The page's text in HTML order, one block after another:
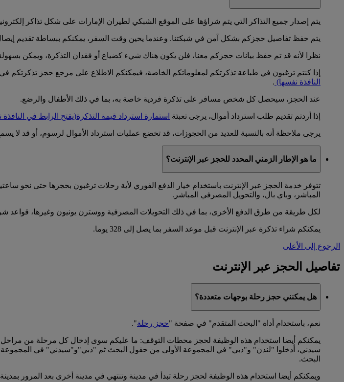
يتم إصدار جميع التذاكر التي يتم شراؤها على الموقع الشبكي لطيران الإمارات على شكل تذاكر
يتم حفظ تفاصيل حجزكم بشكل آمن في شبكتنا. وعندما يحين وقت السفر، يمكنكم ببساطة تقديم إيصال
نظرا لأنه قد تم حفظ بيانات حجزكم معنا، فلن يكون هناك شيء كضياع أو فقدان التذكرة، ويمكن
إذا كنتم ترغبون في طباعة تذكرتكم لمعلوماتكم الخاصة، فيمكنكم الاطلاع على مرجع حجز تذكرتكم في
النافذة نفسها) .
عند الحجز، سيحصل كل شخص مسافر على تذكرة فردية خاصة به، بما في ذلك الأطفال والرضع.
إذا أردتم تقديم طلب استرداد أموال، يرجى تعبئة استمارة استرداد قيمة التذكرة(يفتح الرابط في النافذة
يرجى ملاحظة أنه بالنسبة للعديد من الحجوزات، قد تخضع عمليات استرداد الأموال لرسوم، أو قد لا
ما هو الإطار الزمني المحدد للحجز عبر الإنترنت؟
تتوفر خدمة الحجز عبر الإنترنت باستخدام خيار الدفع الفوري لأية رحلات ترغبون بحجزها حتى نحو
المباشر، وباي بال، والتحويل المصرفي المباشر.
لكل طريقة من طرق الدفع الأخرى، بما في ذلك التحويلات المصرفية ووسترن يونيون وغيرها، قواعد
يمكنكم شراء تذكرة عبر الإنترنت قبل موعد السفر بما يصل إلى 328 يوما.
الرجوع إلى الأعلى
تفاصيل الحجز عبر الإنترنت
هل يمكنني حجز رحلة بوجهات متعددة؟
نعم، باستخدام أداة "البحث المتقدم" في صفحة "حجز رحلة".
يمكنكم أيضا استخدام هذه الوظيفة لحجز محطات التوقف: ما عليكم سوى إدخال كل مرحلة من
سيدني، أدخلوا "لندن" و"دبي" في المجموعة الأولى من حقول البحث ثم "دبي"و"سيدني" في المجموعة
البحث.
ويمكنكم أيضا استخدام هذه الوظيفة لحجز رحلة تبدأ في مدينة وتنتهي في مدينة أخرى بعد المرور بمدينة